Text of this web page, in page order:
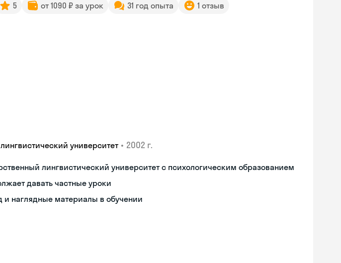
5 от 1090 ₽ за урок 31 год опыта 1 отзыв
университет • 2002 г.
лингвистический университет с психологическим образованием
давать частные уроки
и наглядные материалы в обучении